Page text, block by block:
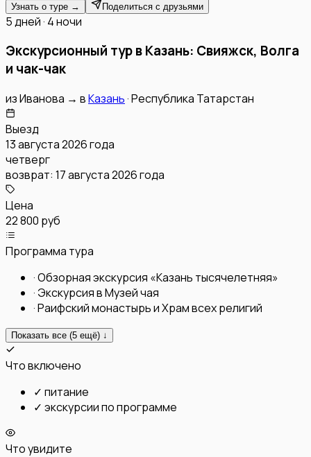
Узнать о туре → Поделиться с друзьями
5 дней · 4 ночи
Экскурсионный тур в Казань: Свияжск, Волга
и чак-чак
изИванова → вКазань·Республика Татарстан
Выезд
13 августа 2026 года
четверг
возврат: 17 августа 2026 года
Цена
22 800 руб
Программа тура
·Обзорная экскурсия «Казань тысячелетняя»
· Экскурсия в Музей чая
·Раифский монастырь и Храм всех религий
Показать все (5 ещё) ↓
Что включено
✓ питание
✓ экскурсии по программе
Что увидите